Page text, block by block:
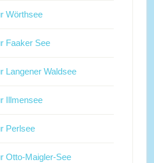
Wörthsee
Faaker See
Langener Waldsee
Illmensee
Perlsee
Otto-Maigler-See